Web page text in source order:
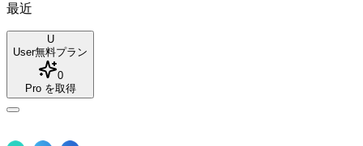
最近
U
User無料プラン
0
Pro を取得